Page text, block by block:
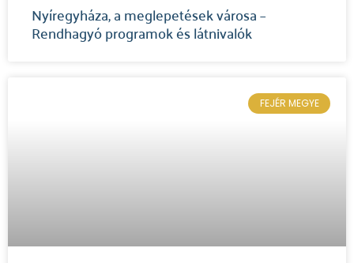
Nyíregyháza, a meglepetések városa –
Rendhagyó programok és látnivalók
FEJÉR MEGYE